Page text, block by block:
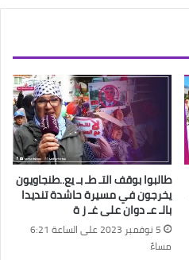
طالبوا بوقف التـ طـ بـ يع..طنجاويون
يخرجون في مسيرة حاشدة تنديدا
بالـ عـ دوان على غـ ز ة
5 نوفمبر 2023 على الساعة 6:21
مساءً